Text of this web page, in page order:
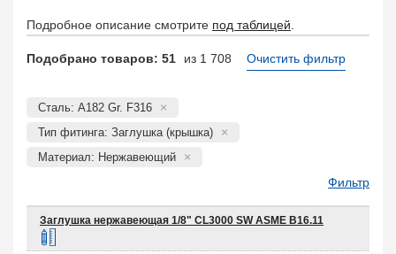
Заказать в 1 клик
Подробное описание смотрите под таблицей
Подобрано товаров: 51 из 1 708 Очистить фильтр
Сталь: A182 Gr. F316
Тип фитинга: Заглушка (крышка)
Материал: Нержавеющий
Фильтр
Заглушка нержавеющая 1/8" CL3000 SW ASME B16.11